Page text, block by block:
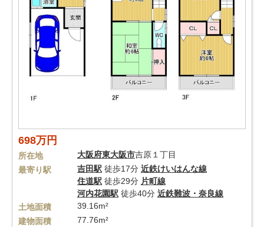
698万円
所在地 大阪府東大阪市吉原１丁目
最寄り駅
吉田駅 徒歩17分 近鉄けいはんな線
住道駅 徒歩29分 片町線
河内花園駅 徒歩40分 近鉄難波・奈良線
土地面積
39.16m²
建物面積
77.76m²